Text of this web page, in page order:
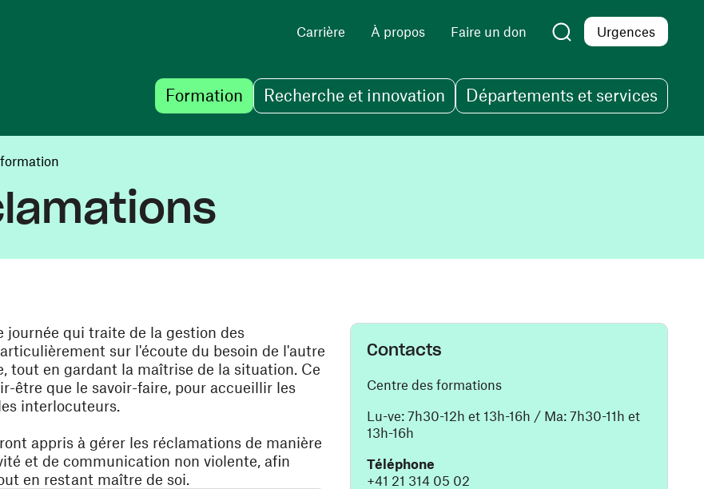
Carrière À propos Faire un don Urgences
Formation Recherche et innovation Départements et services
journée qui traite de la gestion des
sur l'écoute du besoin de l'autre
tout en gardant la maîtrise de la situation. Ce
être que le savoir-faire, pour accueillir les
interlocuteurs.
appris à gérer les réclamations de manière
et de communication non violente, afin
en restant maître de soi.
Contacts
Centre des formations
Lu-ve: 7h30-12h et 13h-16h / Ma: 7h30-11h et
13h-16h
Téléphone
+41 21 314 05 02